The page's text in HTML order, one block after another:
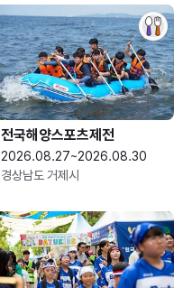
전국해양스포츠제전
2026.08.27~2026.08.30
경상남도 거제시